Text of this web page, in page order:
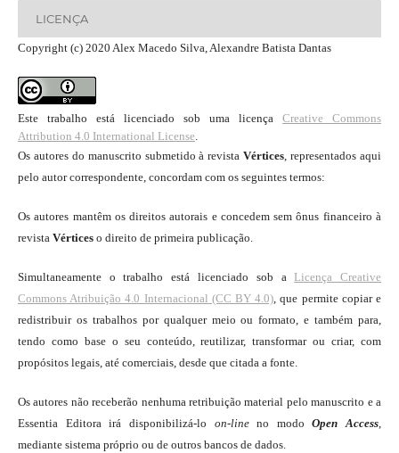
LICENÇA
Copyright (c) 2020 Alex Macedo Silva, Alexandre Batista Dantas
Este trabalho está licenciado sob uma licençaCreative Commons
Attribution 4.0 International License.
Os autores do manuscrito submetido à revistaVértices, representados aqui
pelo autor correspondente, concordam com os seguintes termos:
Os autores mantêm os direitos autorais e concedem sem ônus financeiro à
revista Vértices o direito de primeira publicação.
Simultaneamente o trabalho está licenciado sob a Licença Creative
Commons Atribuição 4.0 Internacional (CC BY 4.0), que permite copiar e
redistribuir os trabalhos por qualquer meio ou formato, e também para,
tendo como base o seu conteúdo, reutilizar, transformar ou criar, com
propósitos legais, até comerciais, desde que citada a fonte.
Os autores não receberão nenhuma retribuição material pelo manuscrito e a
Essentia Editora irá disponibilizá-lo on-lineno modoOpen Access,
mediante sistema próprio ou de outros bancos de dados.